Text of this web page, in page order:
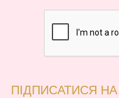
ПІДПИСАТИСЯ НА